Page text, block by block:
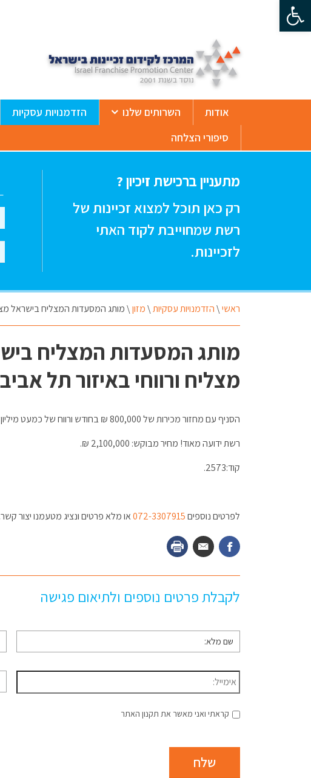
פתח סרגל נגישות
אודות השרותים שלנו הזדמנויות עסקיות
סיפורי הצלחה
מתעניין ברכישת זיכיון ?
רק כאן תוכל למצוא זכיינות של
רשת שמחוייבת לקוד האתי
לזכיינות.
ראשי\הזדמנויות עסקיות\מזון\מותג המסעדות המצליח בישראל
מותג המסעדות המצליח
מצליח ורווחי באיזור תל
הסניף עם מחזור מכירות של 800,000 ₪ בחודש ורווח של כמעט מיליון בשנה.
רשת ידועה מאוד! מחיר מבוקש: 2,100,000 ₪.
קוד:2573.
לפרטים נוספים072-3307915או מלא פרטים ונציג מטעמנו יצור קשר.
לקבלת פרטים נוספים ולתיאום פגישה
שם
מלא *
דוא״ל *
קראתי ואני מאשר את תקנון האתר
שלח